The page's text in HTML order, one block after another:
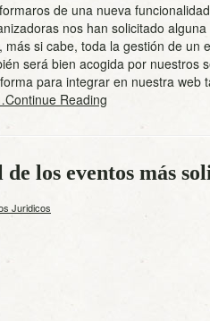
de una nueva
nos han solicitado
más si cabe, toda la gestión de un
será bien acogida por nuestros
para integrar en nuestra web
Reading
los eventos más
Juridicos